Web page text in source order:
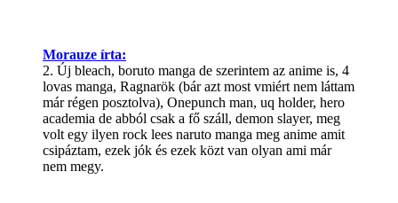
Morauze írta:
2. Új bleach, boruto manga de szerintem az anime is, 4
lovas manga, Ragnarök (bár azt most vmiért nem láttam
már régen posztolva), Onepunch man, uq holder, hero
academia de abból csak a fő száll, demon slayer, meg
volt egy ilyen rock lees naruto manga meg anime amit
csipáztam, ezek jók és ezek közt van olyan ami már
nem megy.